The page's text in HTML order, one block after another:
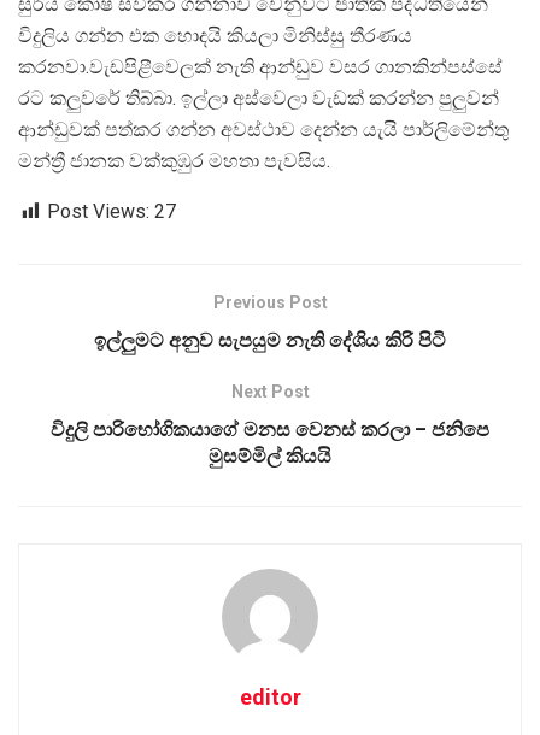
විදුලිය ගන්න එක හොදයි කියලා මිනිස්සු තීරණය
කරනවා.වැඩපිළීවෙලක් නැති ආන්ඩුව වසර ගානකින්පස්සේ
රට කලුවරේ තිබ්බා. ඉල්ලා අස්වෙලා වැඩක් කරන්න පුලුවන්
ආන්ඩුවක් පත්කර ගන්න අවස්ථාව දෙන්න යැයි පාර්ලිමේන්තු
මන්ත්‍රී ජානක වක්කුඹුර මහතා පැවසිය.
Post Views: 27
Previous Post
ඉල්ලුමට අනුව සැපයුම නැති දේශිය කිරි පිටි
Next Post
විදුලි පාරිභෝගිකයාගේ මනස වෙනස් කරලා – ජනිපෙ
මුසම්මිල් කියයි
editor